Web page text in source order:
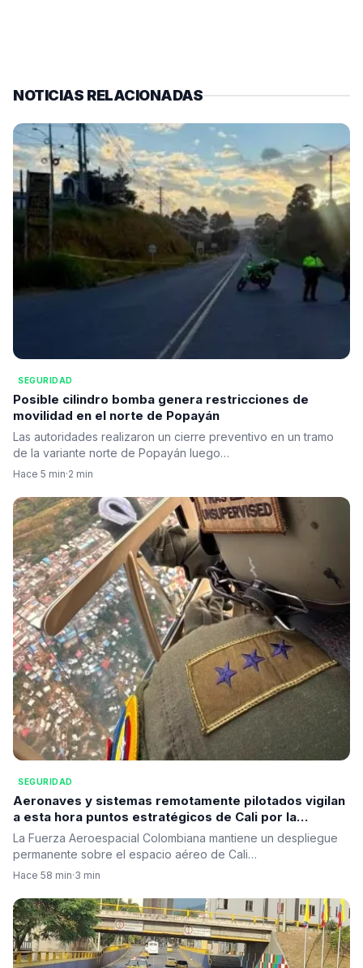
NOTICIAS RELACIONADAS
SEGURIDAD
Posible cilindro bomba genera restricciones de
movilidad en el norte de Popayán
Las autoridades realizaron un cierre preventivo en un tramo
de la variante norte de Popayán luego…
Hace 5 min·2 min
SEGURIDAD
Aeronaves y sistemas remotamente pilotados vigilan
a esta hora puntos estratégicos de Cali por la
ceremonia presidencial
La Fuerza Aeroespacial Colombiana mantiene un despliegue
permanente sobre el espacio aéreo de Cali…
Hace 58 min·3 min